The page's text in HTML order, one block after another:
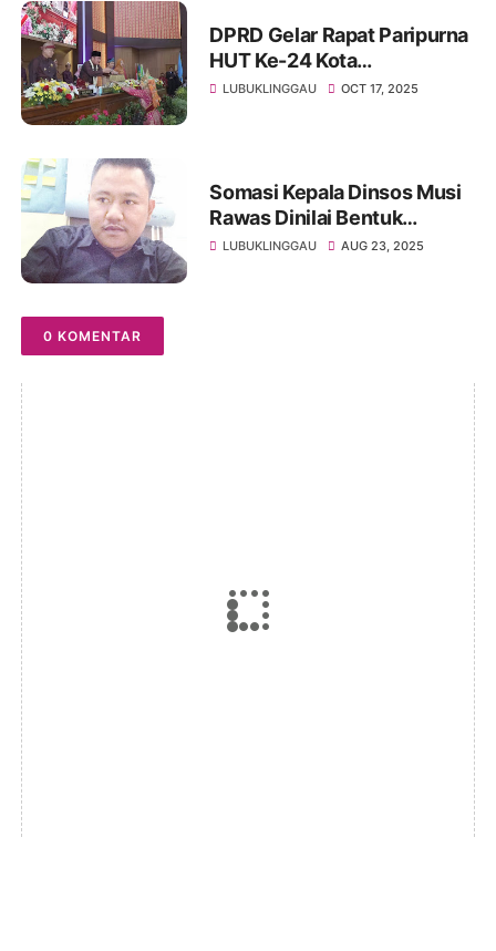
DPRD Gelar Rapat Paripurna
HUT Ke-24 Kota
Lubuklinggau, Gubernur
LUBUKLINGGAU OCT 17, 2025
Somasi Kepala Dinsos Musi
Rawas Dinilai Bentuk
Arogansi, Alumni GMNI Siap
LUBUKLINGGAU AUG 23, 2025
0 KOMENTAR